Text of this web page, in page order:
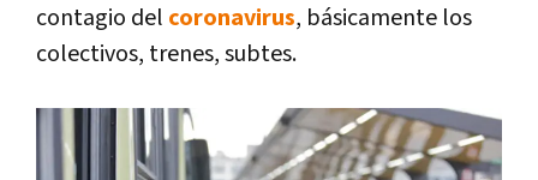
contagio del coronavirus, básicamente los
colectivos, trenes, subtes.